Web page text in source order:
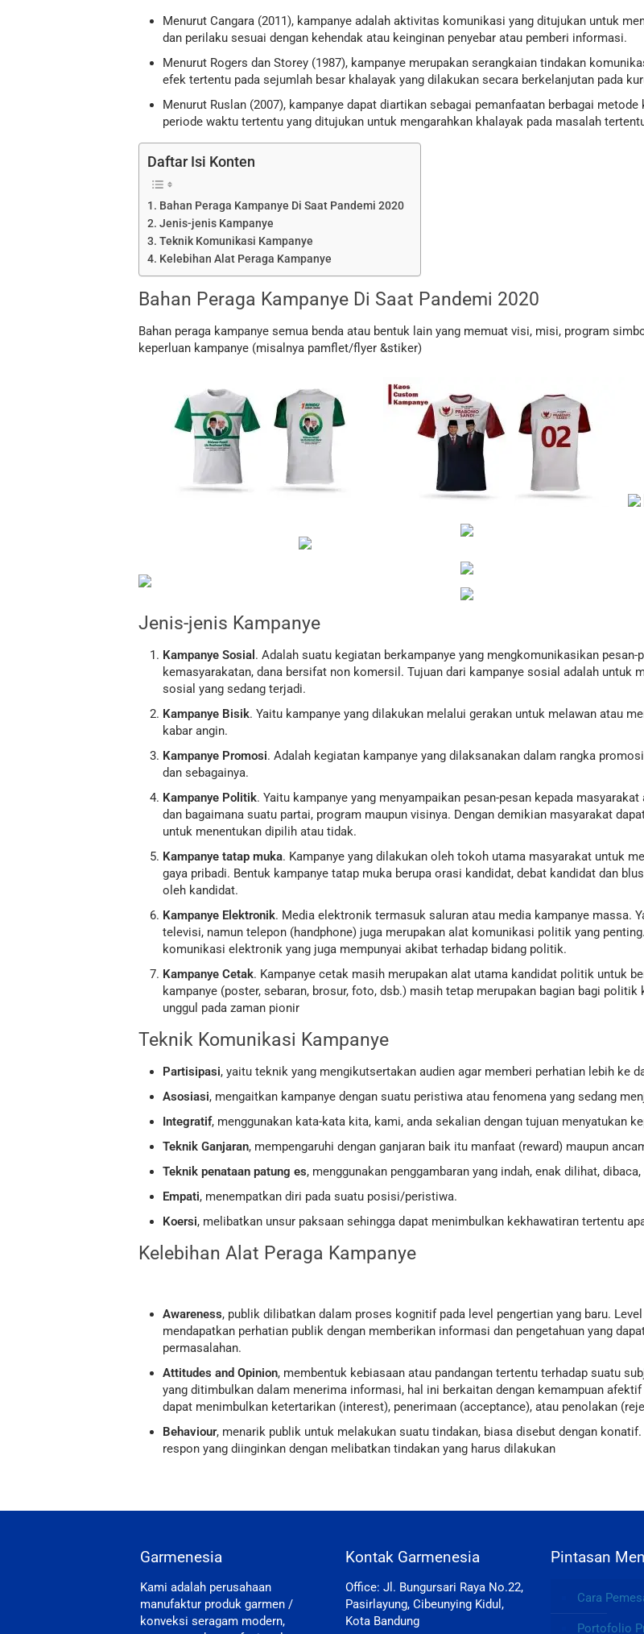
Menurut Cangara (2011), kampanye adalah aktivitas komunikasi yang ditujukan untuk
dan perilaku sesuai dengan kehendak atau keinginan penyebar atau pemberi informasi.
Menurut Rogers dan Storey (1987), kampanye merupakan serangkaian tindakan
efek tertentu pada sejumlah besar khalayak yang dilakukan secara berkelanjutan pada
Menurut Ruslan (2007), kampanye dapat diartikan sebagai pemanfaatan berbagai
periode waktu tertentu yang ditujukan untuk mengarahkan khalayak pada masalah
Daftar Isi Konten
Bahan Peraga Kampanye Di Saat Pandemi 2020
Jenis-jenis Kampanye
Teknik Komunikasi Kampanye
Kelebihan Alat Peraga Kampanye
Bahan Peraga Kampanye Di Saat Pandemi 2020
Bahan peraga kampanye semua benda atau bentuk lain yang memuat visi, misi, program
keperluan kampanye (misalnya pamflet/flyer &stiker)
Jenis-jenis Kampanye
Kampanye Sosial . Adalah suatu kegiatan berkampanye yang mengkomunikasikan
kemasyarakatan, dana bersifat non komersil. Tujuan dari kampanye sosial adalah untuk
sosial yang sedang terjadi.
Kampanye Bisik. Yaitu kampanye yang dilakukan melalui gerakan untuk melawan atau
kabar angin.
Kampanye Promosi. Adalah kegiatan kampanye yang dilaksanakan dalam rangka
dan sebagainya.
Kampanye Politik. Yaitu kampanye yang menyampaikan pesan-pesan kepada
dan bagaimana suatu partai, program maupun visinya. Dengan demikian masyarakat
untuk menentukan dipilih atau tidak.
Kampanye tatap muka. Kampanye yang dilakukan oleh tokoh utama masyarakat untuk
gaya pribadi. Bentuk kampanye tatap muka berupa orasi kandidat, debat kandidat dan
oleh kandidat.
Kampanye Elektronik. Media elektronik termasuk saluran atau media kampanye massa.
televisi, namun telepon (handphone) juga merupakan alat komunikasi politik yang
komunikasi elektronik yang juga mempunyai akibat terhadap bidang politik.
Kampanye Cetak. Kampanye cetak masih merupakan alat utama kandidat politik untuk
kampanye (poster, sebaran, brosur, foto, dsb.) masih tetap merupakan bagian bagi
unggul pada zaman pionir
Teknik Komunikasi Kampanye
Partisipasi, yaitu teknik yang mengikutsertakan audien agar memberi perhatian lebih ke
Asosiasi, mengaitkan kampanye dengan suatu peristiwa atau fenomena yang sedang
Integratif, menggunakan kata-kata kita, kami, anda sekalian dengan tujuan menyatukan
Teknik Ganjaran, mempengaruhi dengan ganjaran baik itu manfaat (reward) maupun
Teknik penataan patung es, menggunakan penggambaran yang indah, enak dilihat, dibaca,
Empati, menempatkan diri pada suatu posisi/peristiwa.
Koersi, melibatkan unsur paksaan sehingga dapat menimbulkan kekhawatiran tertentu
Kelebihan Alat Peraga Kampanye
Awareness, publik dilibatkan dalam proses kognitif pada level pengertian yang baru.
mendapatkan perhatian publik dengan memberikan informasi dan pengetahuan yang
permasalahan.
Attitudes and Opinion, membentuk kebiasaan atau pandangan tertentu terhadap suatu
yang ditimbulkan dalam menerima informasi, hal ini berkaitan dengan kemampuan
dapat menimbulkan ketertarikan (interest), penerimaan (acceptance), atau penolakan
Behaviour, menarik publik untuk melakukan suatu tindakan, biasa disebut dengan
respon yang diinginkan dengan melibatkan tindakan yang harus dilakukan
Garmenesia
Kami adalah perusahaan
manufaktur produk garmen /
konveksi seragam modern,
Kontak Garmenesia
Office: Jl. Bungursari Raya No.22,
Pasirlayung, Cibeunying Kidul,
Kota Bandung
Pintasan
Cara
Portofolio